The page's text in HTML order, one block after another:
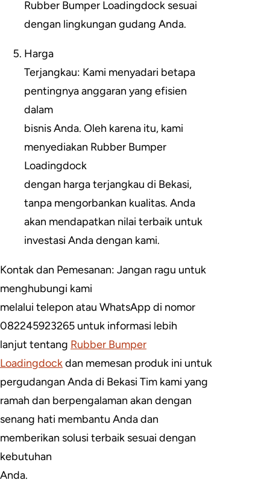
Rubber Bumper Loadingdock sesuai
dengan lingkungan gudang Anda.
Harga
Terjangkau: Kami menyadari betapa
pentingnya anggaran yang efisien
dalam
bisnis Anda. Oleh karena itu, kami
menyediakan Rubber Bumper
Loadingdock
dengan harga terjangkau di Bekasi,
tanpa mengorbankan kualitas. Anda
akan mendapatkan nilai terbaik untuk
investasi Anda dengan kami.
Kontak dan Pemesanan: Jangan ragu untuk
menghubungi kami
melalui telepon atau WhatsApp di nomor
082245923265 untuk informasi lebih
lanjut tentang Rubber Bumper
Loadingdockdan memesan produk ini untuk
pergudangan Anda di Bekasi Tim kami yang
ramah dan berpengalaman akan dengan
senang hati membantu Anda dan
memberikan solusi terbaik sesuai dengan
kebutuhan
Anda.